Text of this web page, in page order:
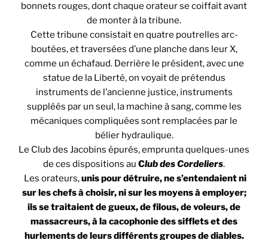
bonnets rouges, dont chaque orateur se coiffait avant
de monter à la tribune.
Cette tribune consistait en quatre poutrelles arc-
boutées, et traversées d’une planche dans leur X,
comme un échafaud. Derrière le président, avec une
statue de la Liberté, on voyait de prétendus
instruments de l’ancienne justice, instruments
suppléés par un seul, la machine à sang, comme les
mécaniques compliquées sont remplacées par le
bélier hydraulique.
Le Club des Jacobins épurés, emprunta quelques-unes
de ces dispositions au Club des Cordeliers.
Les orateurs,unis pour détruire, ne s’entendaient ni
sur les chefs à choisir, ni sur les moyens à employer;
ils se traitaient de gueux, de filous, de voleurs, de
massacreurs, à la cacophonie des sifflets et des
hurlements de leurs différents groupes de diables.